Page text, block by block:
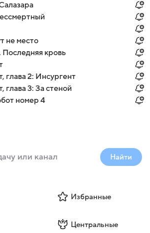
не место
кровь
глава 2: Инсургент
глава 3: За стеной
номер 4
Найти
Избранные
Центральные